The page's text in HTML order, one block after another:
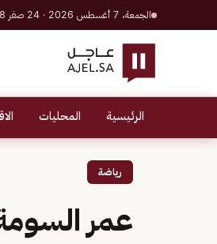
الجمعة، 7 أغسطس 2026 · 24 صفر 1448 هـ
الرئيسية المحليات
رياضة
عمر